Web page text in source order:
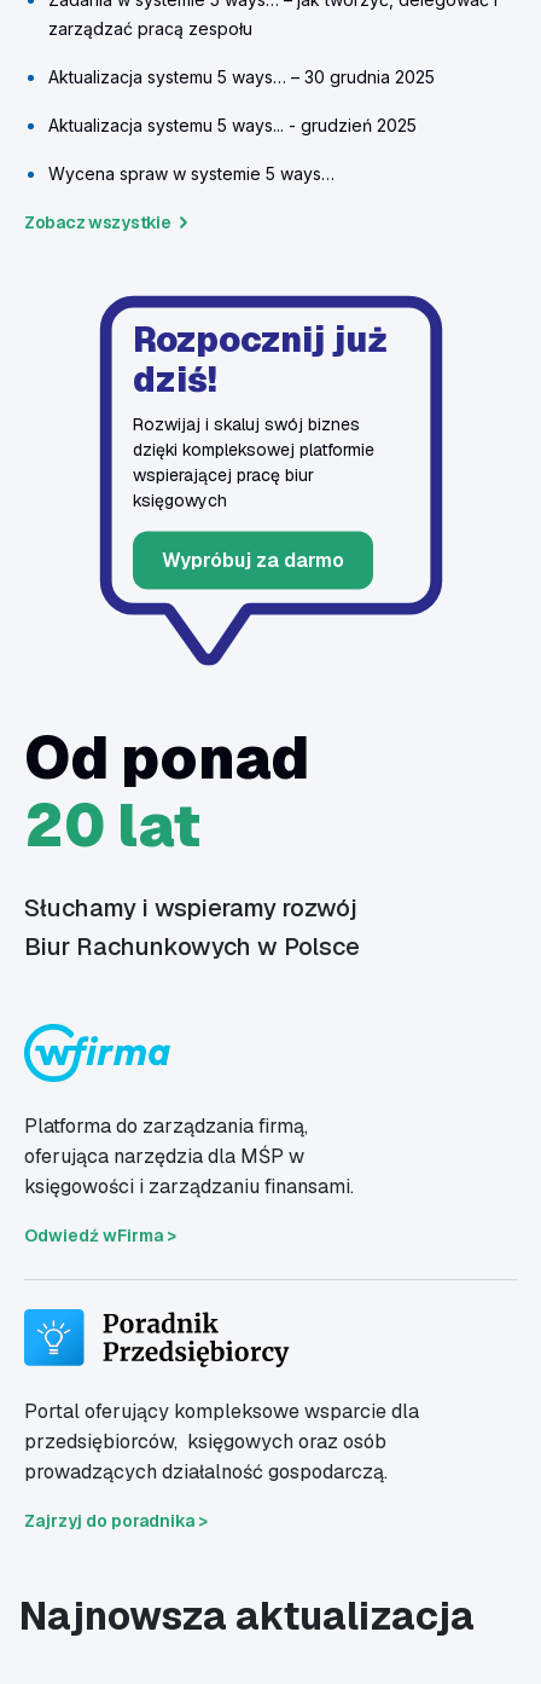
zarządzać pracą zespołu
Aktualizacja systemu 5 ways… – 30 grudnia 2025
Aktualizacja systemu 5 ways... - grudzień 2025
Wycena spraw w systemie 5 ways…
Zobacz wszystkie
Rozpocznij już
dziś!
Rozwijaj i skaluj swój biznes
dzięki kompleksowej platformie
wspierającej pracę biur
księgowych
Wypróbuj za darmo
Od ponad
20 lat
Słuchamy i wspieramy rozwój
Biur Rachunkowych w Polsce
Platforma do zarządzania firmą,
oferująca narzędzia dla MŚP w
księgowości i zarządzaniu finansami.
Odwiedź wFirma >
Portal oferujący kompleksowe wsparcie dla
przedsiębiorców, księgowych oraz osób
prowadzących działalność gospodarczą.
Zajrzyj do poradnika >
Najnowsza aktualizacja